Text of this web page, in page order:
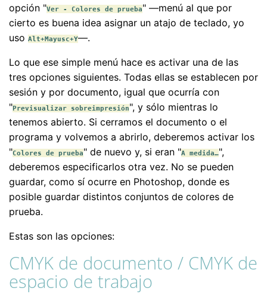
opción "Ver - Colores de prueba" —menú al que por
cierto es buena idea asignar un atajo de teclado, yo
uso Alt+Mayusc+Y—.
Lo que ese simple menú hace es activar una de las
tres opciones siguientes. Todas ellas se establecen por
sesión y por documento, igual que ocurría con
"Previsualizar sobreimpresión", y sólo mientras lo
tenemos abierto. Si cerramos el documento o el
programa y volvemos a abrirlo, deberemos activar los
"Colores de prueba" de nuevo y, si eran "A medida…",
deberemos especificarlos otra vez. No se pueden
guardar, como sí ocurre en Photoshop, donde es
posible guardar distintos conjuntos de colores de
prueba.
Estas son las opciones:
CMYK de documento / CMYK de
espacio de trabajo